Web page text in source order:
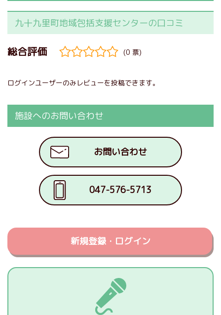
九十九里町地域包括支援センターの口コミ
(0 票)
ログインユーザーのみレビューを投稿できます。
施設へのお問い合わせ
お問い合わせ
047-576-5713
新規登録・ログイン